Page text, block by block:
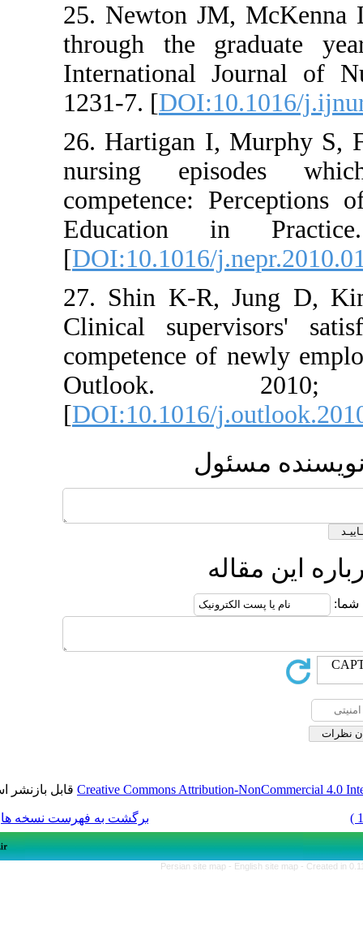
25. Newton JM,
through the
International
1231-7. [
26. Hartigan I,
nursing
competence:
Education in
[DOI:10.1016/
27. Shin K-R,
Clinical
competence of
Outlook.
[DOI:10.1016/
مسئول
مقاله
Creative Commons Attribution-قابل بازنشر است.
برگشت به فهرست نسخه ها
Persian site map -English